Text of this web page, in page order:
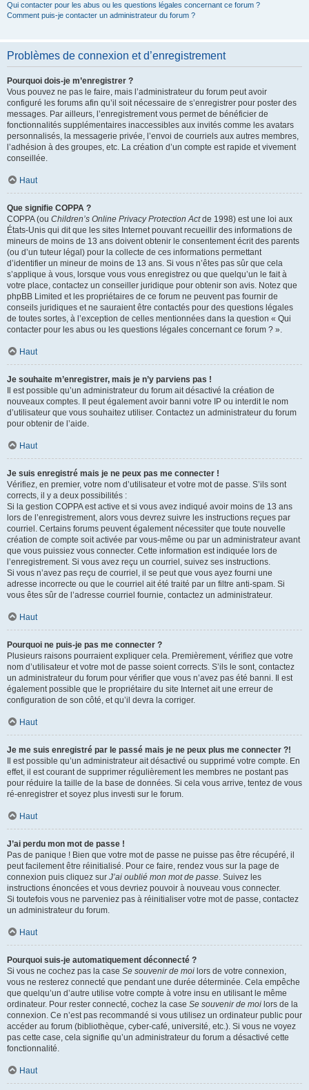
Qui contacter pour les abus ou les questions légales concernant ce forum ?
Comment puis-je contacter un administrateur du forum ?
Problèmes de connexion et d’enregistrement
Pourquoi dois-je m’enregistrer ?
Vous pouvez ne pas le faire, mais l’administrateur du forum peut avoir
configuré les forums afin qu’il soit nécessaire de s’enregistrer pour poster des
messages. Par ailleurs, l’enregistrement vous permet de bénéficier de
fonctionnalités supplémentaires inaccessibles aux invités comme les avatars
personnalisés, la messagerie privée, l’envoi de courriels aux autres membres,
l’adhésion à des groupes, etc. La création d’un compte est rapide et vivement
conseillée.
Haut
Que signifie COPPA ?
COPPA (ou Children’s Online Privacy Protection Actde 1998) est une loi aux
États-Unis qui dit que les sites Internet pouvant recueillir des informations de
mineurs de moins de 13 ans doivent obtenir le consentement écrit des parents
(ou d’un tuteur légal) pour la collecte de ces informations permettant
d’identifier un mineur de moins de 13 ans. Si vous n’êtes pas sûr que cela
s’applique à vous, lorsque vous vous enregistrez ou que quelqu’un le fait à
votre place, contactez un conseiller juridique pour obtenir son avis. Notez que
phpBB Limited et les propriétaires de ce forum ne peuvent pas fournir de
conseils juridiques et ne sauraient être contactés pour des questions légales
de toutes sortes, à l’exception de celles mentionnées dans la question « Qui
contacter pour les abus ou les questions légales concernant ce forum ? ».
Haut
Je souhaite m’enregistrer, mais je n’y parviens pas !
Il est possible qu’un administrateur du forum ait désactivé la création de
nouveaux comptes. Il peut également avoir banni votre IP ou interdit le nom
d’utilisateur que vous souhaitez utiliser. Contactez un administrateur du forum
pour obtenir de l’aide.
Haut
Je suis enregistré mais je ne peux pas me connecter !
Vérifiez, en premier, votre nom d’utilisateur et votre mot de passe. S’ils sont
corrects, il y a deux possibilités :
Si la gestion COPPA est active et si vous avez indiqué avoir moins de 13 ans
lors de l’enregistrement, alors vous devrez suivre les instructions reçues par
courriel. Certains forums peuvent également nécessiter que toute nouvelle
création de compte soit activée par vous-même ou par un administrateur avant
que vous puissiez vous connecter. Cette information est indiquée lors de
l’enregistrement. Si vous avez reçu un courriel, suivez ses instructions.
Si vous n’avez pas reçu de courriel, il se peut que vous ayez fourni une
adresse incorrecte ou que le courriel ait été traité par un filtre anti-spam. Si
vous êtes sûr de l’adresse courriel fournie, contactez un administrateur.
Haut
Pourquoi ne puis-je pas me connecter ?
Plusieurs raisons pourraient expliquer cela. Premièrement, vérifiez que votre
nom d’utilisateur et votre mot de passe soient corrects. S’ils le sont, contactez
un administrateur du forum pour vérifier que vous n’avez pas été banni. Il est
également possible que le propriétaire du site Internet ait une erreur de
configuration de son côté, et qu’il devra la corriger.
Haut
Je me suis enregistré par le passé mais je ne peux plus me connecter ?!
Il est possible qu’un administrateur ait désactivé ou supprimé votre compte. En
effet, il est courant de supprimer régulièrement les membres ne postant pas
pour réduire la taille de la base de données. Si cela vous arrive, tentez de vous
ré-enregistrer et soyez plus investi sur le forum.
Haut
J’ai perdu mon mot de passe !
Pas de panique ! Bien que votre mot de passe ne puisse pas être récupéré, il
peut facilement être réinitialisé. Pour ce faire, rendez vous sur la page de
connexion puis cliquez sur J’ai oublié mon mot de passe. Suivez les
instructions énoncées et vous devriez pouvoir à nouveau vous connecter.
Si toutefois vous ne parveniez pas à réinitialiser votre mot de passe, contactez
un administrateur du forum.
Haut
Pourquoi suis-je automatiquement déconnecté ?
Si vous ne cochez pas la case Se souvenir de moi lors de votre connexion,
vous ne resterez connecté que pendant une durée déterminée. Cela empêche
que quelqu’un d’autre utilise votre compte à votre insu en utilisant le même
ordinateur. Pour rester connecté, cochez la case Se souvenir de moi lors de la
connexion. Ce n’est pas recommandé si vous utilisez un ordinateur public pour
accéder au forum (bibliothèque, cyber-café, université, etc.). Si vous ne voyez
pas cette case, cela signifie qu’un administrateur du forum a désactivé cette
fonctionnalité.
Haut